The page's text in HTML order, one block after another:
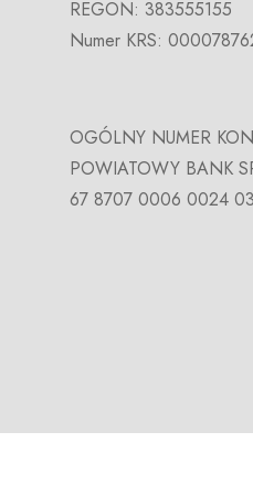
REGON: 383555155
Numer KRS:
OGÓLNY NUMER
POWIATOWY BANK
67 8707 0006 0024